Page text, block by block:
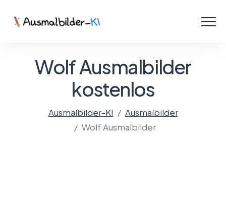
Wolf Ausmalbilder
kostenlos
Ausmalbilder-KI
Ausmalbilder
Wolf Ausmalbilder